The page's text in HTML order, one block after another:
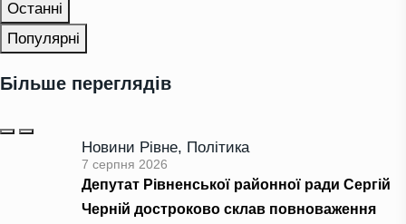
Останні
Популярні
Більше переглядів
Новини Рівне, Політика
7 серпня 2026
Депутат Рівненської районної ради Сергій
Черній достроково склав повноваження